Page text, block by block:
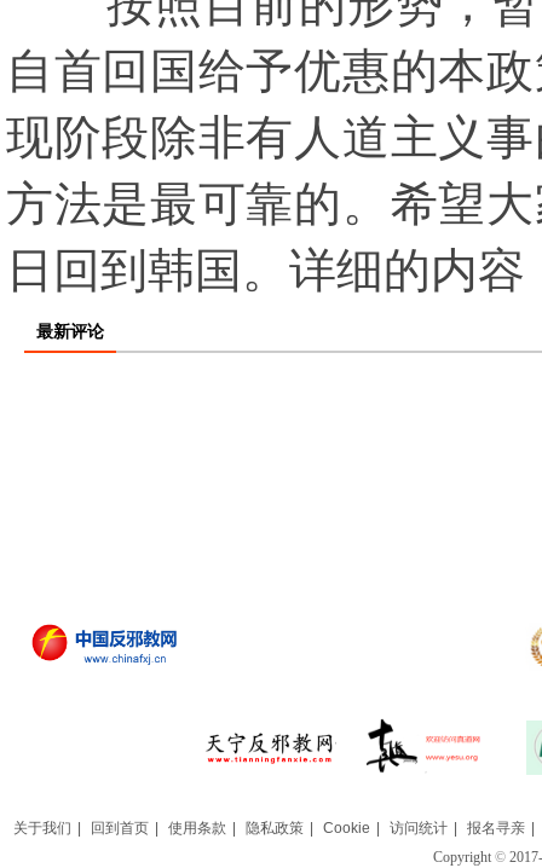
自首回国给予优惠的本
现阶段除非有人道主义
方法是最可靠的。希望
日回到韩国。详细的内
最新评论
关于我们 回到首页 使用条款 隐私政策 Cookie 访问统计 报名寻亲
Copyright ©